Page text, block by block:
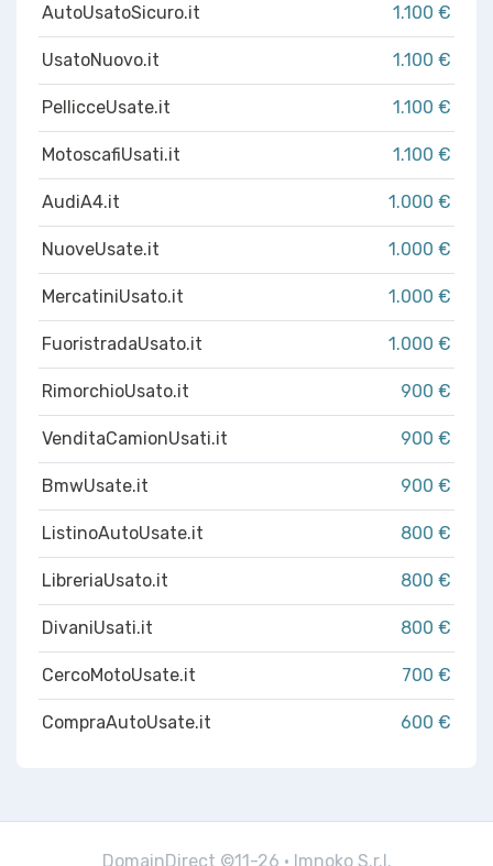
AutoUsatoSicuro.it 1.100 €
UsatoNuovo.it 1.100 €
PellicceUsate.it 1.100 €
MotoscafiUsati.it 1.100 €
AudiA4.it 1.000 €
NuoveUsate.it 1.000 €
MercatiniUsato.it 1.000 €
FuoristradaUsato.it 1.000 €
RimorchioUsato.it 900 €
VenditaCamionUsati.it 900 €
BmwUsate.it 900 €
ListinoAutoUsate.it 800 €
LibreriaUsato.it 800 €
DivaniUsati.it 800 €
CercoMotoUsate.it 700 €
CompraAutoUsate.it 600 €
DomainDirect ©11-26 · Imnoko S.r.l.